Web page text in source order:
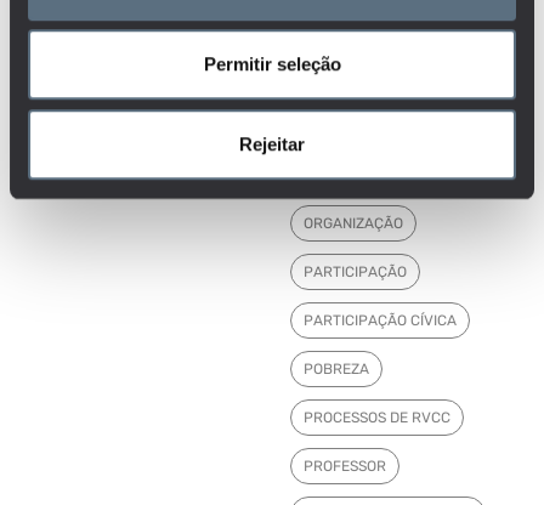
Permitir seleção
Rejeitar
INVESTIGAÇÃO, CIÊNCIA E
MORTALIDADE NEE
ORGANIZAÇÃO
PARTICIPAÇÃO
PARTICIPAÇÃO CÍVICA
POBREZA
PROCESSOS DE RVCC
PROFESSOR